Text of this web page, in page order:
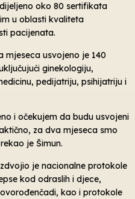
oko 80 sertifikata
u oblasti kvaliteta
pacijenata.
mjeseca usvojeno je 140
ginekologiju,
pedijatriju, psihijatriju i
i očekujem da budu usvojeni
za dva mjeseca smo
je Šimun.
je nacionalne protokole
kod odraslih i djece,
kao i protokole